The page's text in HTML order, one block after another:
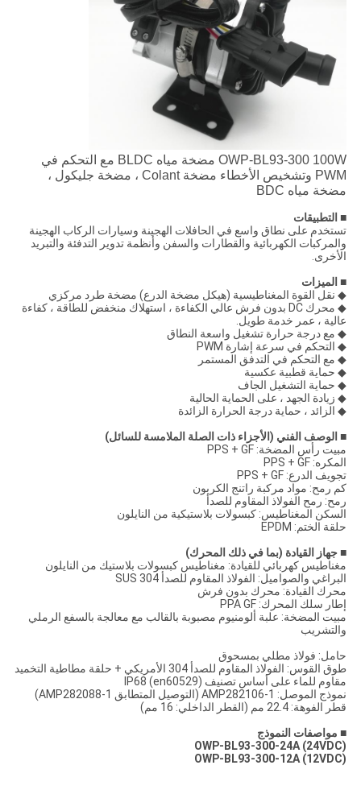
OWP-BL93-300 100W مضخة مياه BLDC مع التحكم في
PWM وتشخيص الأخطاء مضخة Colant ، مضخة جليكول ،
مضخة مياه BDC
■ التطبيقات
تستخدم على نطاق واسع في الحافلات الهجينة وسيارات الركاب الهجينة
والمركبات الكهربائية والقطارات والسفن وأنظمة تدوير التدفئة والتبريد
الأخرى.
■ الميزات
◆ نقل القوة المغناطيسية (هيكل مضخة الدرع) مضخة طرد مركزي
◆ محرك DC بدون فرش عالي الكفاءة ، استهلاك منخفض للطاقة ، كفاءة
عالية ، عمر خدمة طويل.
◆ مع درجة حرارة تشغيل واسعة النطاق
◆ التحكم في سرعة إشارة PWM
◆ مع التحكم في التدفق المستمر
◆ حماية قطبية عكسية
◆ حماية التشغيل الجاف
◆ زيادة الجهد ، على الحماية الحالية
◆ الزائد ، حماية درجة الحرارة الزائدة
■ الوصف الفني (الأجزاء ذات الصلة الملامسة للسائل)
مبيت رأس المضخة: PPS + GF
المكره: PPS + GF
تجويف الدرع: PPS + GF
كم رمح: مواد مركبة راتنج الكربون
رمح: رمح الفولاذ المقاوم للصدأ
السكن المغناطيس: كبسولات بلاستيكية من النايلون
حلقة الختم: EPDM
■ جهاز القيادة (بما في ذلك المحرك)
مغناطيس كهربائي للقيادة: مغناطيس كبسولات بلاستيك من النايلون
البراغي والصواميل: الفولاذ المقاوم للصدأ SUS 304
محرك القيادة: محرك بدون فرش
إطار سلك المحرك: PPA GF
مبيت المضخة: علبة ألومنيوم مصبوبة بالقالب مع معالجة بالسفع الرملي
والتشريب
حامل: فولاذ مطلي بمسحوق
طوق القوس: الفولاذ المقاوم للصدأ 304 الأمريكي + حلقة مطاطية التخميد
مقاوم للماء على أساس تصنيف IP68 (en60529)
نموذج الموصل: AMP282106-1 (التوصيل المتطابق AMP282088-1)
قطر الفوهة: 22.4 مم (القطر الداخلي: 16 مم)
■ مواصفات النموذج
OWP-BL93-300-24A (24VDC)
OWP-BL93-300-12A (12VDC)